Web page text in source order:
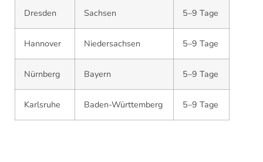
Dresden Sachsen 5–9 Tage
Hannover Niedersachsen 5–9 Tage
Nürnberg Bayern 5–9 Tage
Karlsruhe Baden-Württemberg 5–9 Tage